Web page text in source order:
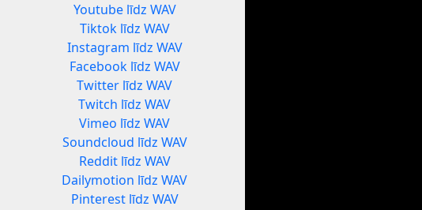
Youtube līdz WAV
Tiktok līdz WAV
Instagram līdz WAV
Facebook līdz WAV
Twitter līdz WAV
Twitch līdz WAV
Vimeo līdz WAV
Soundcloud līdz WAV
Reddit līdz WAV
Dailymotion līdz WAV
Pinterest līdz WAV